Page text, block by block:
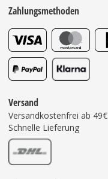
Zahlungsmethoden
Versand
Versandkostenfrei ab 49€
Schnelle Lieferung